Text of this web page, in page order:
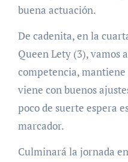
buena actuación.
De cadenita, en la
Queen Lety (3), vamos
competencia, mantiene
viene con buenos
poco de suerte espera
marcador.
Culminará la jornada